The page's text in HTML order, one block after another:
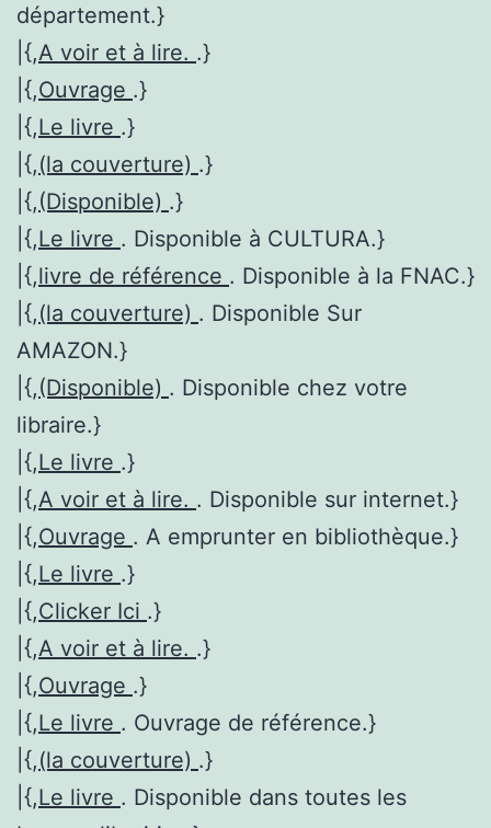
département.}
|{,A voir et à lire. .}
|{,Ouvrage .}
|{,Le livre .}
|{,(la couverture) .}
|{,(Disponible) .}
|{,Le livre . Disponible à CULTURA.}
|{,livre de référence . Disponible à la FNAC.}
|{,(la couverture) . Disponible Sur
AMAZON.}
|{,(Disponible) . Disponible chez votre
libraire.}
|{,Le livre .}
|{,A voir et à lire. . Disponible sur internet.}
|{,Ouvrage . A emprunter en bibliothèque.}
|{,Le livre .}
|{,Clicker Ici .}
|{,A voir et à lire. .}
|{,Ouvrage .}
|{,Le livre . Ouvrage de référence.}
|{,(la couverture) .}
|{,Le livre . Disponible dans toutes les